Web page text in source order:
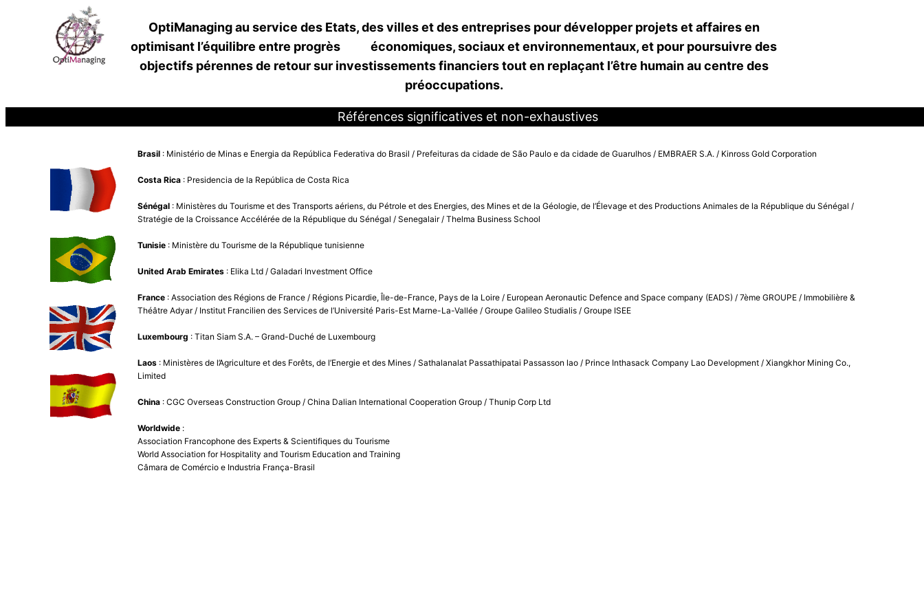
OptiManaging au service des Etats, des villes et des entreprises pour développer projets et affaires en
optimisant l’équilibre entre progrès économiques, sociaux et environnementaux, et pour poursuivre des
objectifs pérennes de retour sur investissements financiers tout en replaçant l’être humain au centre des
préoccupations.
Références significatives et non-exhaustives
Brasil : Ministério de Minas e Energia da República Federativa do Brasil / Prefeituras da cidade de São Paulo e da cidade de Guarulhos / EMBRAER S.A. / Kinross Gold Corporation
Costa Rica : Presidencia de la República de Costa Rica
Sénégal : Ministères du Tourisme et des Transports aériens, du Pétrole et des Energies, des Mines et de la Géologie, de l’Élevage et des Productions Animales de la République du Sénégal /
Stratégie de la Croissance Accélérée de la République du Sénégal / Senegalair / Thelma Business School
Tunisie : Ministère du Tourisme de la République tunisienne
United Arab Emirates : Elika Ltd / Galadari Investment Office
France : Association des Régions de France / Régions Picardie, Île-de-France, Pays de la Loire / European Aeronautic Defence and Space company (EADS) / 7ème GROUPE / Immobilière &
Théâtre Adyar / Institut Francilien des Services de l’Université Paris-Est Marne-La-Vallée / Groupe Galileo Studialis / Groupe ISEE
Luxembourg : Titan Siam S.A. – Grand-Duché de Luxembourg
Laos : Ministères de l’Agriculture et des Forêts, de l’Energie et des Mines / Sathalanalat Passathipatai Passasson lao / Prince Inthasack Company Lao Development / Xiangkhor Mining Co.,
Limited
China : CGC Overseas Construction Group / China Dalian International Cooperation Group / Thunip Corp Ltd
Worldwide :
Association Francophone des Experts & Scientifiques du Tourisme
World Association for Hospitality and Tourism Education and Training
Câmara de Comércio e Industria França-Brasil